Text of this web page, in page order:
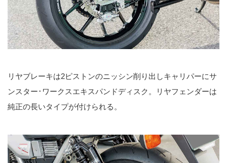
リヤブレーキは2ピストンのニッシン削り出しキャリパーにサ
ンスター･ワークスエキスパンドディスク。リヤフェンダーは
純正の長いタイプが付けられる。